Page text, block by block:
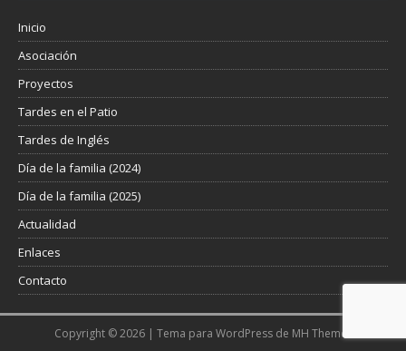
Inicio
Asociación
Proyectos
Tardes en el Patio
Tardes de Inglés
Día de la familia (2024)
Día de la familia (2025)
Actualidad
Enlaces
Contacto
Copyright © 2026 | Tema para WordPress de MH Themes